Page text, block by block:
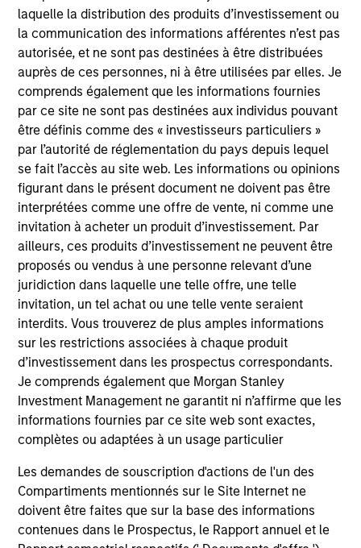
laquelle la distribution des produits d’investissement ou
la communication des informations afférentes n’est pas
autorisée, et ne sont pas destinées à être distribuées
auprès de ces personnes, ni à être utilisées par elles. Je
comprends également que les informations fournies
par ce site ne sont pas destinées aux individus pouvant
être définis comme des « investisseurs particuliers »
par l’autorité de réglementation du pays depuis lequel
se fait l’accès au site web. Les informations ou opinions
figurant dans le présent document ne doivent pas être
interprétées comme une offre de vente, ni comme une
invitation à acheter un produit d’investissement. Par
ailleurs, ces produits d’investissement ne peuvent être
proposés ou vendus à une personne relevant d’une
juridiction dans laquelle une telle offre, une telle
invitation, un tel achat ou une telle vente seraient
interdits. Vous trouverez de plus amples informations
sur les restrictions associées à chaque produit
d’investissement dans les prospectus correspondants.
Je comprends également que Morgan Stanley
Investment Management ne garantit ni n’affirme que les
informations fournies par ce site web sont exactes,
complètes ou adaptées à un usage particulier
Les demandes de souscription d'actions de l'un des
Compartiments mentionnés sur le Site Internet ne
doivent être faites que sur la base des informations
contenues dans le Prospectus, le Rapport annuel et le
Executive Director
Daniel P. McElaney, CFA
Executive Director
Edward Greenaway, CFA
Executive Director
Steve Sebo
Executive Director
Michael Turgel, CFA
Managing Director
Kathryn T. White
Managing Director